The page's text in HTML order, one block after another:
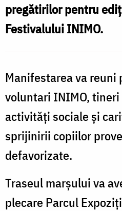
pregătirilor pentru
Festivalului INIMO.
Manifestarea va reuni
voluntari INIMO,
activități sociale și
sprijinirii copiilor
defavorizate.
Traseul marșului va
plecare Parcul